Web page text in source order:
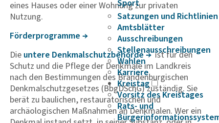
Sport
Satzungen und Richtlinien
Amtsblätter
Ausschreibungen
Stellenausschreibungen
Wahlen
Karriere
Kreistag
Vorsitz des Kreistages
Rats- und
eines Hauses oder einer Wohnung zur privaten
Nutzung.
Förder­pro­gramme
Die untere Denk­mal­schutz­be­hörde
ist für den
Schutz und die Pflege der Denkmale im Landkreis
nach den Bestimmungen des Brandenburgischen
Denkmalschutzgesetzes (BbgDSchG) zuständig. Sie
berät zu baulichen, restauratorischen und
archäologischen Maßnahmen an Denkmalen. Wer ein